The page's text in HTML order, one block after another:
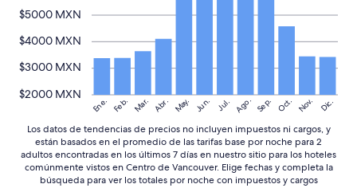
términos
Ene. Feb. Mar. Abr. May. Jun. Jul. Ago. Sep. Oct. Nov. Dic.
$2000 MXN
$3000 MXN
$4000 MXN
$5000 MXN
Los datos de tendencias de precios no incluyen impuestos ni cargos, y
están basados en el promedio de las tarifas base por noche para 2
adultos encontradas en los últimos 7 días en nuestro sitio para los hoteles
comúnmente vistos en Centro de Vancouver. Elige fechas y completa la
búsqueda para ver los totales por noche con impuestos y cargos